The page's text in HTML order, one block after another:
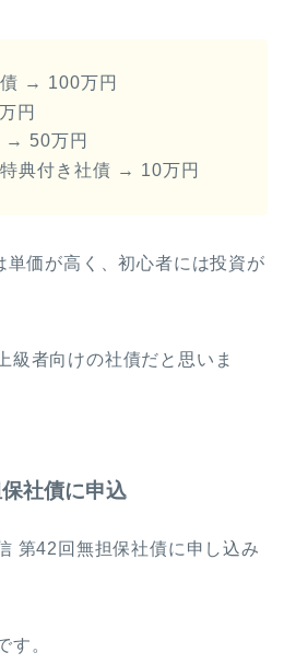
→ 100万円
円
→ 50万円
典付き社債 → 10万円
単価が高く、初心者には投資が
級者向けの社債だと思いま
社債に申込
第42回無担保社債に申し込み
す。